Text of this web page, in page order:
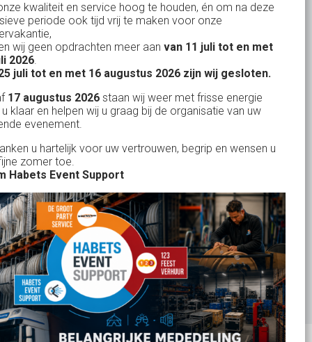
Uw partner in:
Evenementen verhuur
Feestverhuur
Licht- en Geluidverhuur
Horeca verhuur
Partyverhuur
Je vindt ons op
kwaliteit en service hoog te houden, én om na deze
periode ook tijd vrij te maken voor onze
wij geen opdrachten meer aan van 11 juli tot en met
2026.
juli tot en met 16 augustus 2026 zijn wij gesloten.
17 augustus 2026 staan wij weer met frisse energie
klaar en helpen wij u graag bij de organisatie van uw
evenement.
u hartelijk voor uw vertrouwen, begrip en wensen u
zomer toe.
Habets Event Support